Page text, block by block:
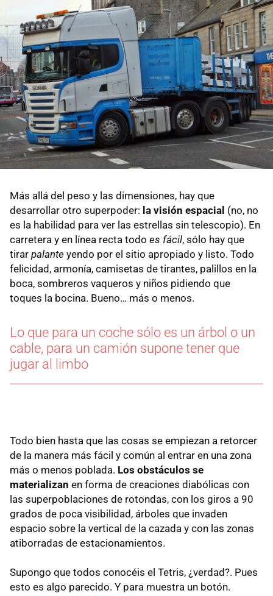
Más allá del peso y las dimensiones, hay que
desarrollar otro superpoder: la visión espacial (no, no
es la habilidad para ver las estrellas sin telescopio). En
carretera y en línea recta todo es fácil, sólo hay que
tirar palante yendo por el sitio apropiado y listo. Todo
felicidad, armonía, camisetas de tirantes, palillos en la
boca, sombreros vaqueros y niños pidiendo que
toques la bocina. Bueno… más o menos.
Lo que para un coche sólo es un árbol o un
cable, para un camión supone tener que
jugar al limbo
Todo bien hasta que las cosas se empiezan a retorcer
de la manera más fácil y común al entrar en una zona
más o menos poblada. Los obstáculos se
materializan en forma de creaciones diabólicas con
las superpoblaciones de rotondas, con los giros a 90
grados de poca visibilidad, árboles que invaden
espacio sobre la vertical de la cazada y con las zonas
atiborradas de estacionamientos.
Supongo que todos conocéis el Tetris, ¿verdad?. Pues
esto es algo parecido. Y para muestra un botón.